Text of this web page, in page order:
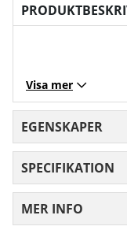
Visa mer
EGENSKAPER
SPECIFIKATION
MER INFO